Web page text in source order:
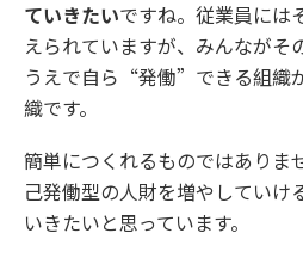
ていきたいですね。従業員には
えられていますが、みんながそ
うえで自ら“発働”できる組織
織です。
簡単につくれるものではありま
己発働型の人財を増やしていけ
いきたいと思っています。